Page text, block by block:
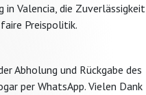
Valencia, die Zuverlässigkeit
Preispolitik.
Abholung und Rückgabe des
per WhatsApp. Vielen Dank